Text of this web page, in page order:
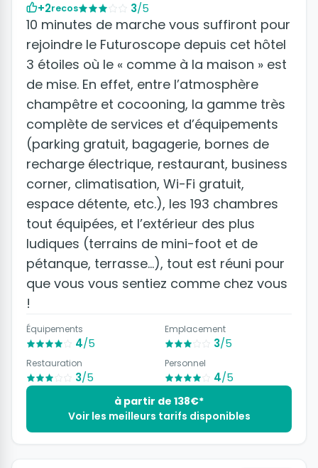
+2recos 3/5
10 minutes de marche vous suffiront pour
rejoindre le Futuroscope depuis cet hôtel
3 étoiles où le « comme à la maison » est
de mise. En effet, entre l’atmosphère
champêtre et cocooning, la gamme très
complète de services et d’équipements
(parking gratuit, bagagerie, bornes de
recharge électrique, restaurant, business
corner, climatisation, Wi-Fi gratuit,
espace détente, etc.), les 193 chambres
tout équipées, et l’extérieur des plus
ludiques (terrains de mini-foot et de
pétanque, terrasse…), tout est réuni pour
que vous vous sentiez comme chez vous
!
Équipements
4/5
Emplacement
3/5
Restauration
3/5
Personnel
4/5
à partir de 138€*
Voir les meilleurs tarifs disponibles